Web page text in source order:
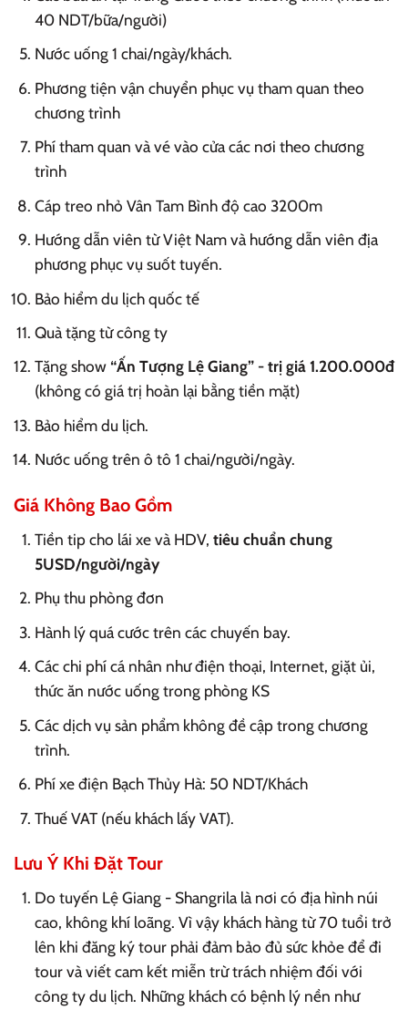
40 NDT/bữa/người)
Nước uống 1 chai/ngày/khách.
Phương tiện vận chuyển phục vụ tham quan theo
chương trình
Phí tham quan và vé vào cửa các nơi theo chương
trình
Cáp treo nhỏ Vân Tam Bình độ cao 3200m
Hướng dẫn viên từ Việt Nam và hướng dẫn viên địa
phương phục vụ suốt tuyến.
Bảo hiểm du lịch quốc tế
Quà tặng từ công ty
Tặng show “Ấn Tượng Lệ Giang” - trị giá 1.200.000đ
(không có giá trị hoàn lại bằng tiền mặt)
Bảo hiểm du lịch.
Nước uống trên ô tô 1 chai/người/ngày.
Giá Không Bao Gồm
Tiền tip cho lái xe và HDV, tiêu chuẩn chung
5USD/người/ngày
Phụ thu phòng đơn
Hành lý quá cước trên các chuyến bay.
Các chi phí cá nhân như điện thoại, Internet, giặt ủi,
thức ăn nước uống trong phòng KS
Các dịch vụ sản phẩm không đề cập trong chương
trình.
Phí xe điện Bạch Thủy Hà: 50 NDT/Khách
Thuế VAT (nếu khách lấy VAT).
Lưu Ý Khi Đặt Tour
Do tuyến Lệ Giang - Shangrila là nơi có địa hình núi
cao, không khí loãng. Vì vậy khách hàng từ 70 tuổi trở
lên khi đăng ký tour phải đảm bảo đủ sức khỏe để đi
tour và viết cam kết miễn trừ trách nhiệm đối với
công ty du lịch. Những khách có bệnh lý nền như